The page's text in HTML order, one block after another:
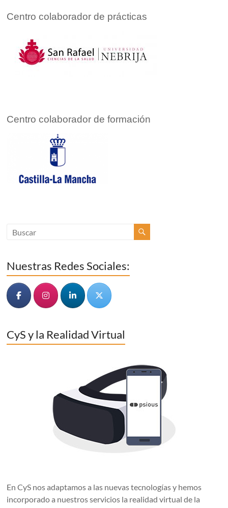
Centro colaborador de prácticas
Centro colaborador de formación
Nuestras Redes Sociales:
CyS y la Realidad Virtual
En CyS nos adaptamos a las nuevas tecnologías y hemos
incorporado a nuestros servicios la realidad virtual de la